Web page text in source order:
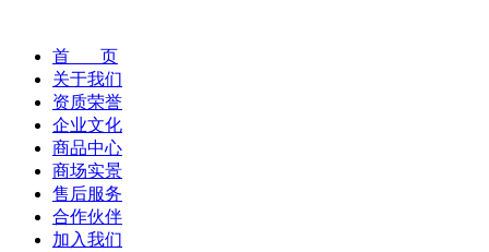
首 页
关于我们
资质荣誉
企业文化
商品中心
商场实景
售后服务
合作伙伴
加入我们